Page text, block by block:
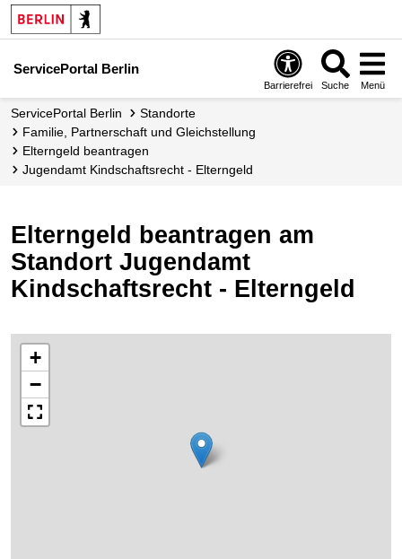
ServicePortal Berlin
Barrierefrei Suche Menü
ServicePortal Berlin
Standorte
Familie, Partnerschaft und Gleichstellung
Elterngeld beantragen
Jugendamt Kindschaftsrecht - Elterngeld
Elterngeld beantragen am
Standort Jugendamt
Kindschaftsrecht - Elterngeld
+
−